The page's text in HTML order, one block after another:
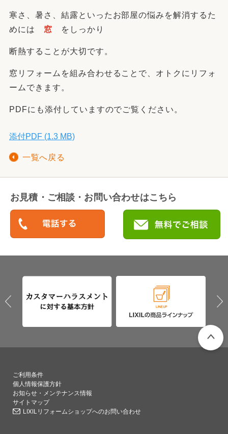
寒さ、暑さ、結露といったお部屋の悩みを解消するた
めには 窓 をしっかり
断熱することが大切です。
窓リフォームを組み合わせることで、オトクにリフォ
ームできます。
PDFにも添付していますのでご覧ください。
添付PDF (1.3 MB)
一覧へ戻る
お見積・ご相談・お問い合わせはこちら
ご利用条件
個人情報保護方針
お知らせ・メンテナンス情報
サイトマップ
LIXILリフォームショップへのお問い合わせ